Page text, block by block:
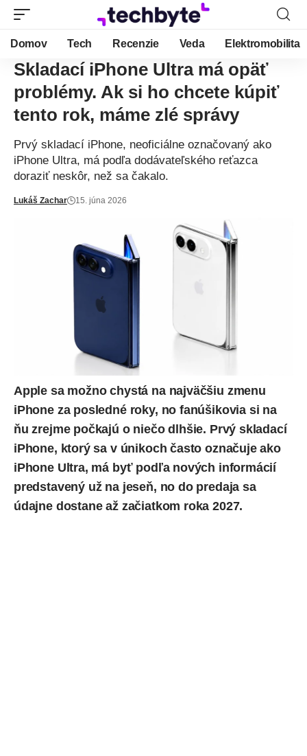
Domov Tech Recenzie Veda Elektromobilita
Skladací iPhone Ultra má opäť
problémy. Ak si ho chcete kúpiť
tento rok, máme zlé správy
Prvý skladací iPhone, neoficiálne označovaný ako
iPhone Ultra, má podľa dodávateľského reťazca
doraziť neskôr, než sa čakalo.
Lukáš Zachar 15. júna 2026
Apple sa možno chystá na najväčšiu zmenu
iPhone za posledné roky, no fanúšikovia si na
ňu zrejme počkajú o niečo dlhšie. Prvý skladací
iPhone, ktorý sa v únikoch často označuje ako
iPhone Ultra, má byť podľa nových informácií
predstavený už na jeseň, no do predaja sa
údajne dostane až začiatkom roka 2027.